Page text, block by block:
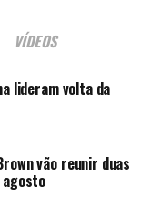
VÍDEOS
lideram volta da
vão reunir duas